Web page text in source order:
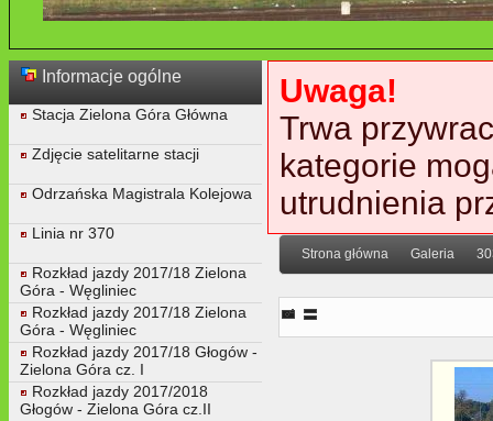
Informacje ogólne
Stacja Zielona Góra Główna
Zdjęcie satelitarne stacji
Odrzańska Magistrala Kolejowa
Linia nr 370
Rozkład jazdy 2017/18 Zielona
Góra - Węgliniec
Rozkład jazdy 2017/18 Zielona
Góra - Węgliniec
Rozkład jazdy 2017/18 Głogów -
Zielona Góra cz. I
Rozkład jazdy 2017/2018
Głogów - Zielona Góra cz.II
Uwaga!
Trwa
kategorie
utrudnienia
Strona główna Galeria